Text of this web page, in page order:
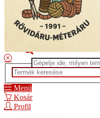
Adatvédelmi tájékoztató
ÁSZF
Szállítási információk
Menü
Kosár
Profil